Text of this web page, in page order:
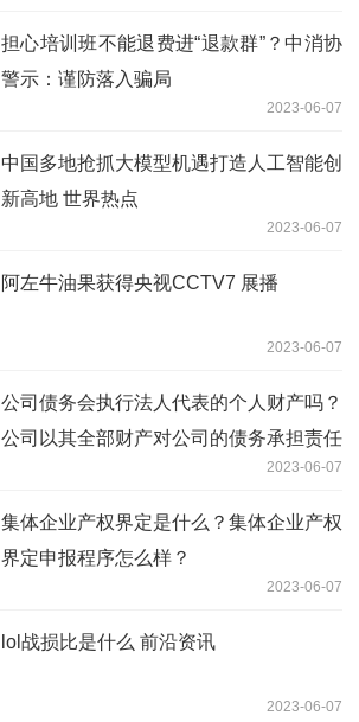
担心培训班不能退费进“退款群”？中消协
警示：谨防落入骗局
2023-06-07
中国多地抢抓大模型机遇打造人工智能创
新高地 世界热点
2023-06-07
阿左牛油果获得央视CCTV7 展播
2023-06-07
公司债务会执行法人代表的个人财产吗？
公司以其全部财产对公司的债务承担责任
2023-06-07
集体企业产权界定是什么？集体企业产权
界定申报程序怎么样？
2023-06-07
lol战损比是什么 前沿资讯
2023-06-07